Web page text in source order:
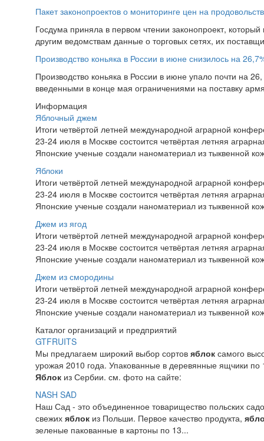
Пакет законопроектов о мониторинге цен на
Госдума приняла в первом чтении законопроект,
другим ведомствам данные о торговых сетях, их
Производство коньяка в России в июне снизилось на
Производство коньяка в России в июне упало почти на
введенными в конце мая ограничениями на поставку
Информация
Яблочный джем
Итоги четвёртой летней международной аграрной
23-24 июля в Москве состоится четвёртая летняя
Японские ученые создали наноматериал из тыквенной
Яблоки
Итоги четвёртой летней международной аграрной
23-24 июля в Москве состоится четвёртая летняя
Японские ученые создали наноматериал из тыквенной
Джем из ягод
Итоги четвёртой летней международной аграрной
23-24 июля в Москве состоится четвёртая летняя
Японские ученые создали наноматериал из тыквенной
Джем из смородины
Итоги четвёртой летней международной аграрной
23-24 июля в Москве состоится четвёртая летняя
Японские ученые создали наноматериал из тыквенной
Каталог организаций и предприятий
GTFRUITS
Мы предлагаем широкий выбор сортов яблок самого
урожая 2010 года. Упакованные в деревянные ящчики
Яблок из Сербии. см. фото на сайте:
NASH SAD
Наш Сад - это объединенное товарищество польских
свежих яблок из Польши. Первое качество продукта,
зеленые пакованные в картоны по 13...